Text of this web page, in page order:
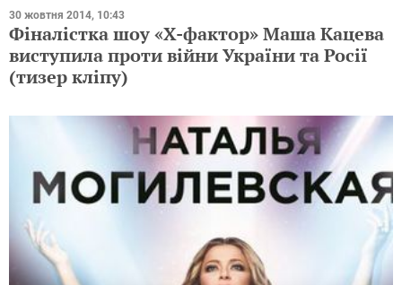
30 жовтня 2014, 10:43
Фіналістка шоу «Х-фактор» Маша Кацева
виступила проти війни України та Росії
(тизер кліпу)